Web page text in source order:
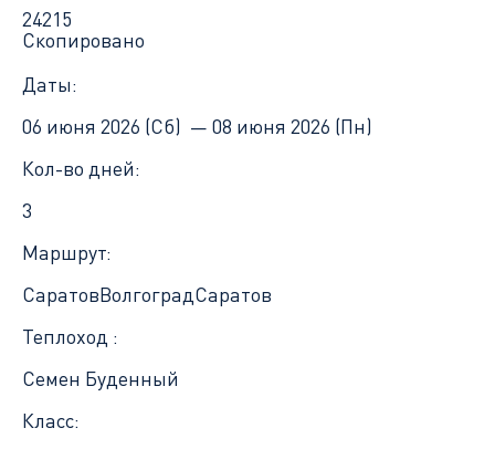
24215
Скопировано
Даты:
06 июня 2026 (Сб) — 08 июня 2026 (Пн)
Кол-во дней:
3
Маршрут:
СаратовВолгоградСаратов
Теплоход :
Семен Буденный
Класс: